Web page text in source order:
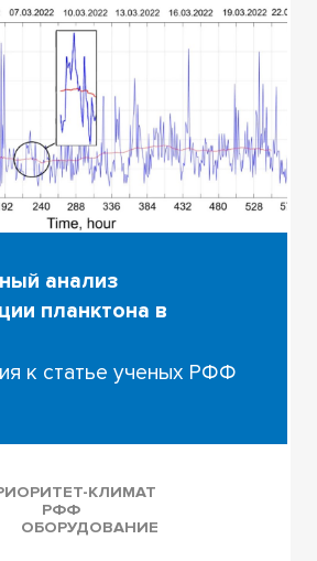
анализ
планктона в
к статье ученых РФФ
КЛИМАТ
РФФ
ОБОРУДОВАНИЕ